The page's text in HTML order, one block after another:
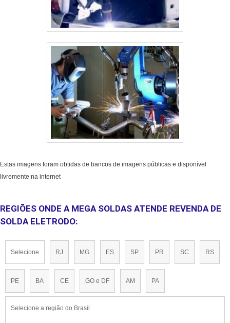
Estas imagens foram obtidas de bancos de imagens públicas e disponível
livremente na internet
REGIÕES ONDE A MEGA SOLDAS ATENDE REVENDA DE
SOLDA ELETRODO:
Selecione RJ MG ES SP PR SC RS
PE BA CE GO e DF AM PA
Selecione a região do Brasil